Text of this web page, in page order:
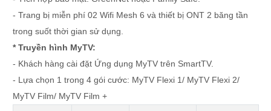
- Trang bị miễn phí 02 Wifi Mesh 6 và thiết bị ONT 2 băng tần
trong suốt thời gian sử dụng.
* Truyền hình MyTV:
- Khách hàng cài đặt Ứng dụng MyTV trên SmartTV.
- Lựa chọn 1 trong 4 gói cước: MyTV Flexi 1/ MyTV Flexi 2/
MyTV Film/ MyTV Film +